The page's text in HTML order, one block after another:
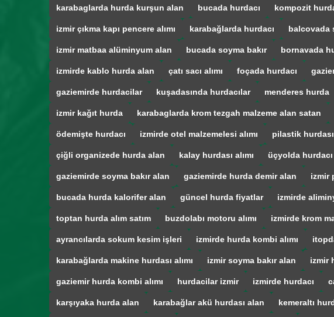
karabaglarda hurda kurşun alan bucada hurdacı kompozit
izmir çıkma kapı pencere alımı karabağlarda hurdacı balcovada
izmir matbaa alüminyum alan bucada soyma bakır bornavada
izmirde kablo hurda alan çatı sacı alımı foçada hurdacı
gaziemirde hurdacilar kuşadasında hurdacılar menderes hurda
izmir kağıt hurda karabaglarda krom tezgah malzeme alan satan
ödemişte hurdacı izmirde otel malzemelesi alımı pilastik hurdası
çiğli organizede hurda alan kalay hurdası alımı üçyolda hurdacı
gaziemirde soyma bakır alan gaziemirde hurda demir alan izmir
bucada hurda kalorifer alan güncel hurda fiyatlar izmirde
toptan hurda alım satım buzdolabı motoru alımı izmirde krom
ayrancılarda sokum kesim işleri izmirde hurda kombi alımı
karabağlarda makine hurdası alımı izmir soyma bakır alan izmir
gaziemir hurda kombi alımı hurdacilar izmir izmirde hurdacı
karşıyaka hurda alan karabağlar akü hurdası alan kemeraltı